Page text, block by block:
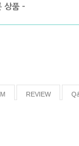
상품 -
REVIEW